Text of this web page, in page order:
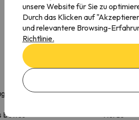
nur über Treppen
Privates
unsere Website für Sie zu
Durch das Klicken auf
und relevantere Browsing-
Richtlinie.